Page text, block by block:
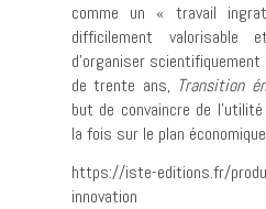
comme un « travail
difficilement
d’organiser
de trente ans, Transition
but de convaincre de
la fois sur le plan
https://iste-editions.fr/
innovation